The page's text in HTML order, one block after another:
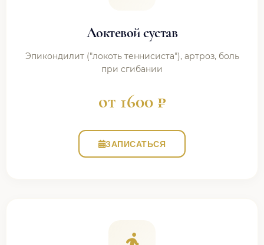
Локтевой сустав
Эпикондилит ("локоть теннисиста"), артроз, боль
при сгибании
от 1600 ₽
ЗАПИСАТЬСЯ